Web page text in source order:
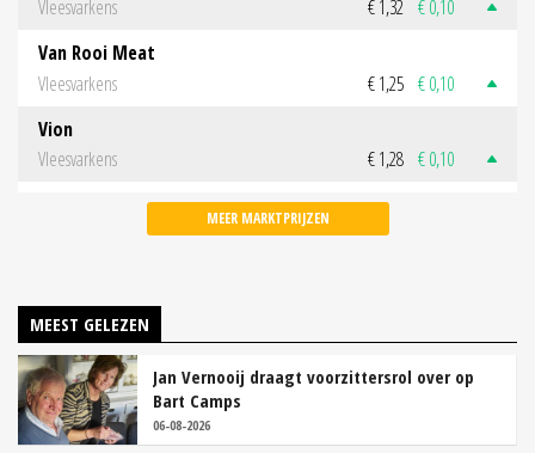
Vleesvarkens € 1,32 € 0,10
Van Rooi Meat
Vleesvarkens
€ 1,25 € 0,10
Vion
Vleesvarkens
€ 1,28 € 0,10
MEER MARKTPRIJZEN
MEEST GELEZEN
Jan Vernooij draagt voorzittersrol over op
Bart Camps
06-08-2026